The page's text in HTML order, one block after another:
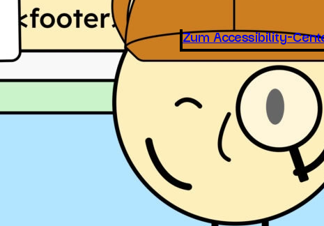
Zum Accessibility-